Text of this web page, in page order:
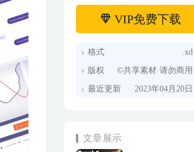
VIP免费下载
格式 .xd
版权 ©共享素材·请勿商用
最近更新 2023年04月20日
文章展示